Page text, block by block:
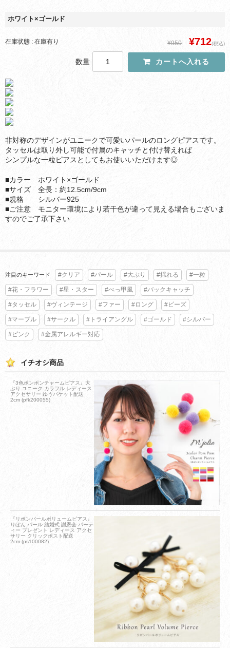
ホワイト×ゴールド
在庫状態 : 在庫有り ¥950 ¥712(税込)
数量
非対称のデザインがユニークで可愛いパールのロングピアスです。
タッセルは取り外し可能で付属のキャッチと付け替えれば
シンプルな一粒ピアスとしてもお使いいただけます◎
■カラー ホワイト×ゴールド
■サイズ 全長：約12.5cm/9cm
■規格 シルバー925
■ご注意 モニター環境により若干色が違って見える場合もございま
すのでご了承下さい
注目のキーワード #クリア #パール #大ぶり #揺れる #一粒
#花・フラワー #星・スター #べっ甲風 #バックキャッチ
#タッセル #ヴィンテージ #ファー #ロング #ビーズ
#マーブル #サークル #トライアングル #ゴールド #シルバー
#ピンク #金属アレルギー対応
イチオシ商品
『3色ポンポンチャームピアス』大
ぶり ユニーク カラフル レディース
アクセサリー ゆうパケット配送
2cm (pfk200055)
『リボンパールボリュームピアス』
りぼん パール 結婚式 謝恩会 パーテ
ィー プレゼント レディース アクセ
サリー クリックポスト配送
2cm (ps100082)